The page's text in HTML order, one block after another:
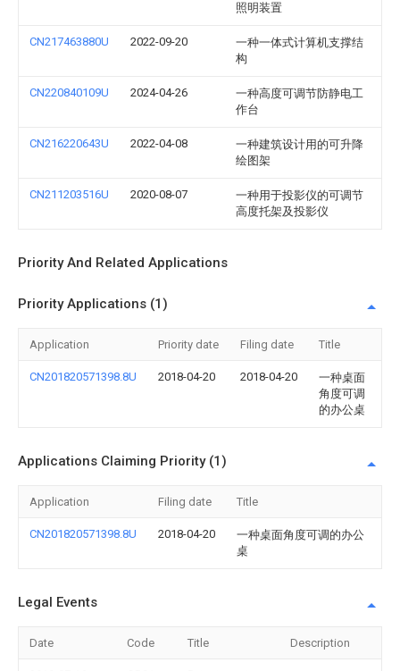
照明装置
CN217463880U 2022-09-20
一种一体式计算机支撑结
构
CN220840109U 2024-04-26
一种高度可调节防静电工
作台
CN216220643U 2022-04-08
一种建筑设计用的可升降
绘图架
CN211203516U 2020-08-07
一种用于投影仪的可调节
高度托架及投影仪
Priority And Related Applications
Priority Applications (1)
Application Priority date Filing date Title
CN201820571398.8U 2018-04-20 2018-04-20
一种桌面
角度可调
的办公桌
Applications Claiming Priority (1)
Application Filing date Title
CN201820571398.8U 2018-04-20
一种桌面角度可调的办公
桌
Legal Events
Date Code Title Description